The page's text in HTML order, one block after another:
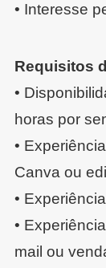
• Interesse
Requisitos
•
horas por
•
Canva ou
•
•
mail ou